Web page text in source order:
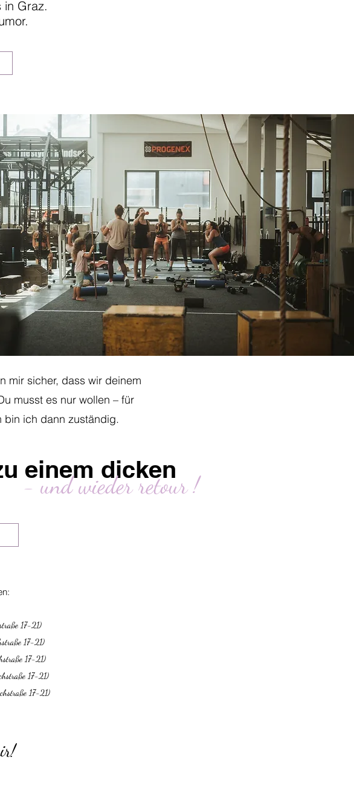
in Graz.
mir sicher, dass wir deinem
musst es nur wollen – für
bin ich dann zuständig.
einem dicken
- und wieder retour !
17-21)
17-21)
17-21)
17-21)
17-21)